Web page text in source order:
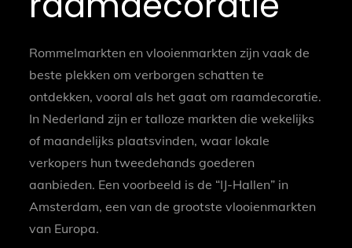
Rommelmarkten en vlooienmarkten zijn vaak de
beste plekken om verborgen schatten te
ontdekken, vooral als het gaat om raamdecoratie.
In Nederland zijn er talloze markten die wekelijks
of maandelijks plaatsvinden, waar lokale
verkopers hun tweedehands goederen
aanbieden. Een voorbeeld is de “IJ-Hallen” in
Amsterdam, een van de grootste vlooienmarkten
van Europa.